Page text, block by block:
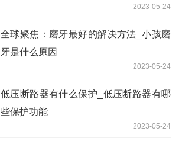
2023-05-24
全球聚焦：磨牙最好的解决方法_小孩磨
牙是什么原因
2023-05-24
低压断路器有什么保护_低压断路器有哪
些保护功能
2023-05-24